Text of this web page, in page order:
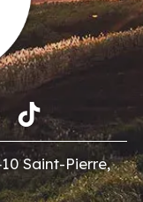
Saint-Pierre,